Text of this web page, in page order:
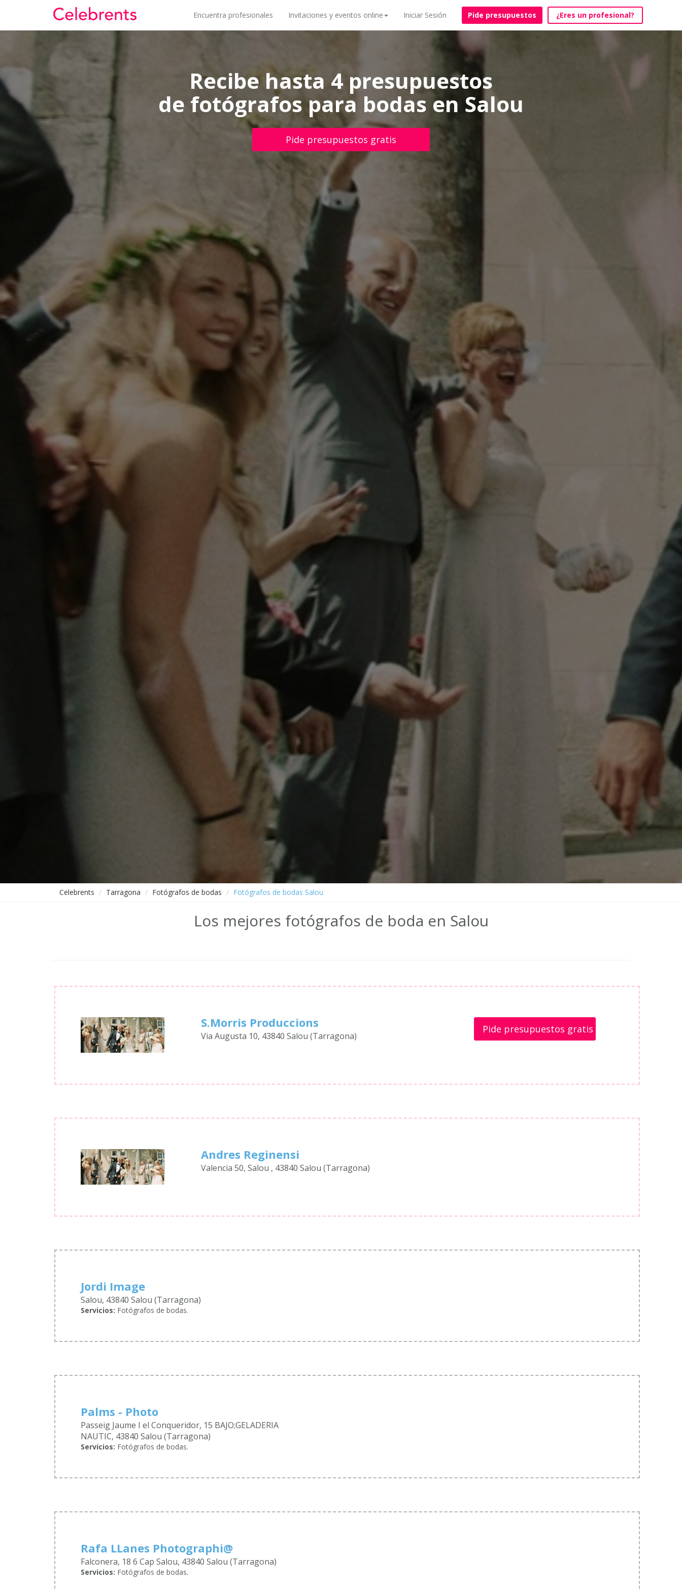
Encuentra profesionales Invitaciones y eventos online Iniciar Sesión Pide presupuestos ¿Eres un profesional?
Recibe hasta 4 presupuestos
de fotógrafos para bodas en Salou
Pide presupuestos gratis
Celebrents Tarragona Fotógrafos de bodas Fotógrafos de bodas Salou
Los mejores fotógrafos de boda en Salou
S.Morris Produccions
Via Augusta 10, 43840 Salou (Tarragona)
Pide presupuestos gratis
Andres Reginensi
Valencia 50, Salou , 43840 Salou (Tarragona)
Jordi Image
Salou, 43840 Salou (Tarragona)
Servicios: Fotógrafos de bodas.
Palms - Photo
Passeig Jaume I el Conqueridor, 15 BAJO;GELADERIA
NAUTIC, 43840 Salou (Tarragona)
Servicios: Fotógrafos de bodas.
Rafa LLanes Photographi@
Falconera, 18 6 Cap Salou, 43840 Salou (Tarragona)
Servicios: Fotógrafos de bodas.